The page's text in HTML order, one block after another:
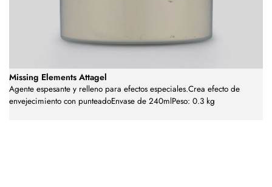
Missing Elements Attagel
Agente espesante y relleno para efectos especiales.Crea efecto de
envejecimiento con punteadoEnvase de 240mlPeso: 0.3 kg